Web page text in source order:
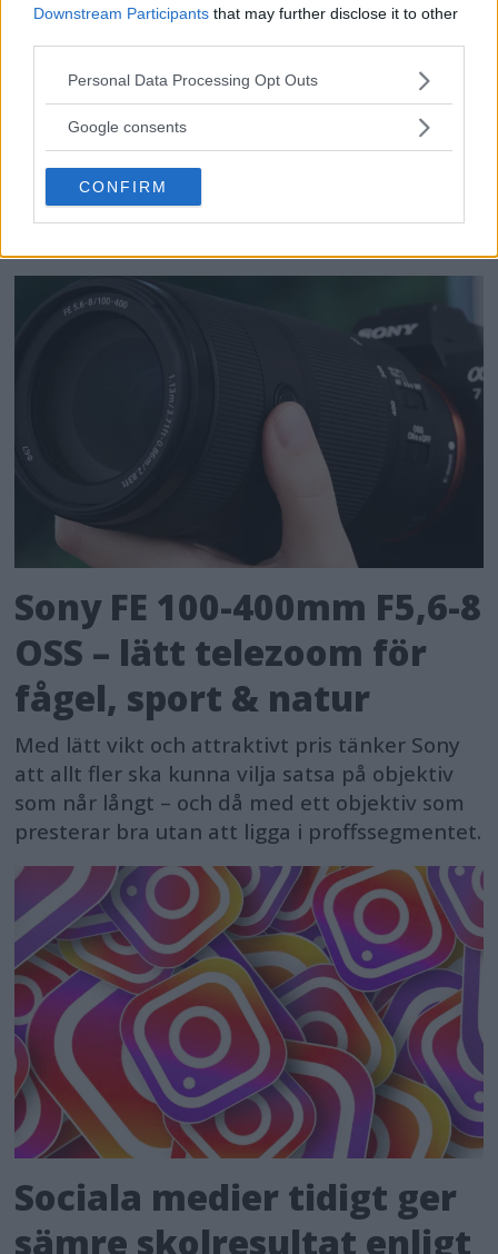
Downstream Participants that may further disclose it to other
Please note that this website/app uses one or more Google
not limited to your visit or usage behaviour. You may click to
use your data for below specified purposes in below Google
consent section.
Personal Data Processing Opt Outs
Google consents
CONFIRM
superzoom med 24–
600mm & AI-autofokus
Sony FE 100-400mm F5,6-8
OSS – lätt telezoom för
fågel, sport & natur
Med lätt vikt och attraktivt pris tänker Sony
att allt fler ska kunna vilja satsa på objektiv
som når långt – och då med ett objektiv som
presterar bra utan att ligga i proffssegmentet.
Sociala medier tidigt ger
sämre skolresultat enligt